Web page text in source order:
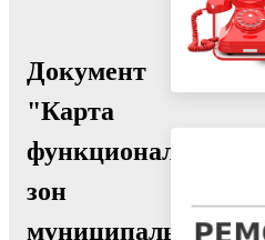
Документ
"Карта
функциональных
зон
муниципального